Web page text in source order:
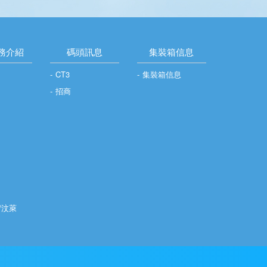
介紹
萊
碼頭訊息
CT3
招商
集裝箱信息
集裝箱信息